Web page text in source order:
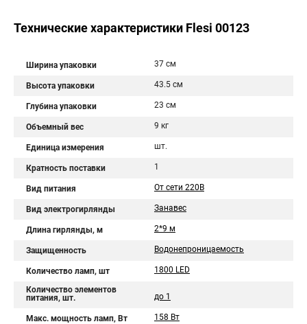
Технические характеристики Flesi 00123
Ширина упаковки 37 см
Высота упаковки 43.5 см
Глубина упаковки 23 см
Объемный вес 9 кг
Единица измерения шт.
Кратность поставки 1
Вид питания От сети 220В
Вид электрогирлянды Занавес
Длина гирлянды, м 2*9 м
Защищенность Водонепроницаемость
Количество ламп, шт 1800 LED
Количество элементов
питания, шт.
до 1
Макс. мощность ламп, Вт 158 Вт